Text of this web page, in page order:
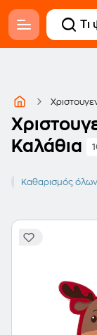
Καλάθια
Κουτιά & Καλάθια
Καθαρισμός όλων